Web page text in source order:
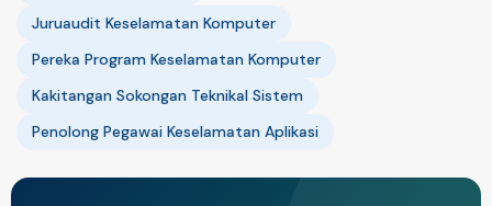
Juruaudit Keselamatan Komputer
Pereka Program Keselamatan Komputer
Kakitangan Sokongan Teknikal Sistem
Penolong Pegawai Keselamatan Aplikasi